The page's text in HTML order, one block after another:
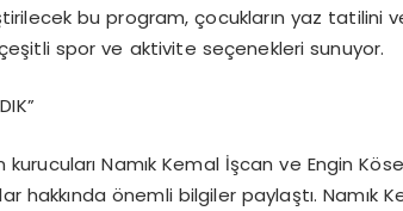
bu program, çocukların yaz tatilini
spor ve aktivite seçenekleri sunuyor.
kurucuları Namık Kemal İşcan ve Engin
hakkında önemli bilgiler paylaştı. Namık